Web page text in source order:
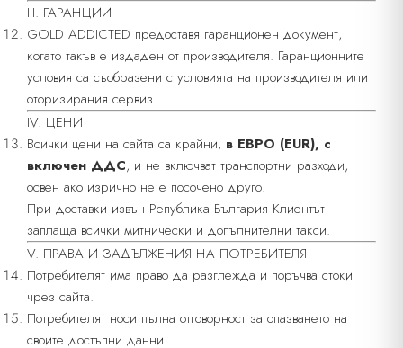
III. ГАРАНЦИИ
GOLD ADDICTED предоставя гаранционен документ,
когато такъв е издаден от производителя. Гаранционните
условия са съобразени с условията на производителя или
оторизирания сервиз.
IV. ЦЕНИ
Всички цени на сайта са крайни, в ЕВРО (EUR), с
включен ДДС, и не включват транспортни разходи,
освен ако изрично не е посочено друго.
При доставки извън Република България Клиентът
заплаща всички митнически и допълнителни такси.
V. ПРАВА И ЗАДЪЛЖЕНИЯ НА ПОТРЕБИТЕЛЯ
Потребителят има право да разглежда и поръчва стоки
чрез сайта.
Потребителят носи пълна отговорност за опазването на
своите достъпни данни.